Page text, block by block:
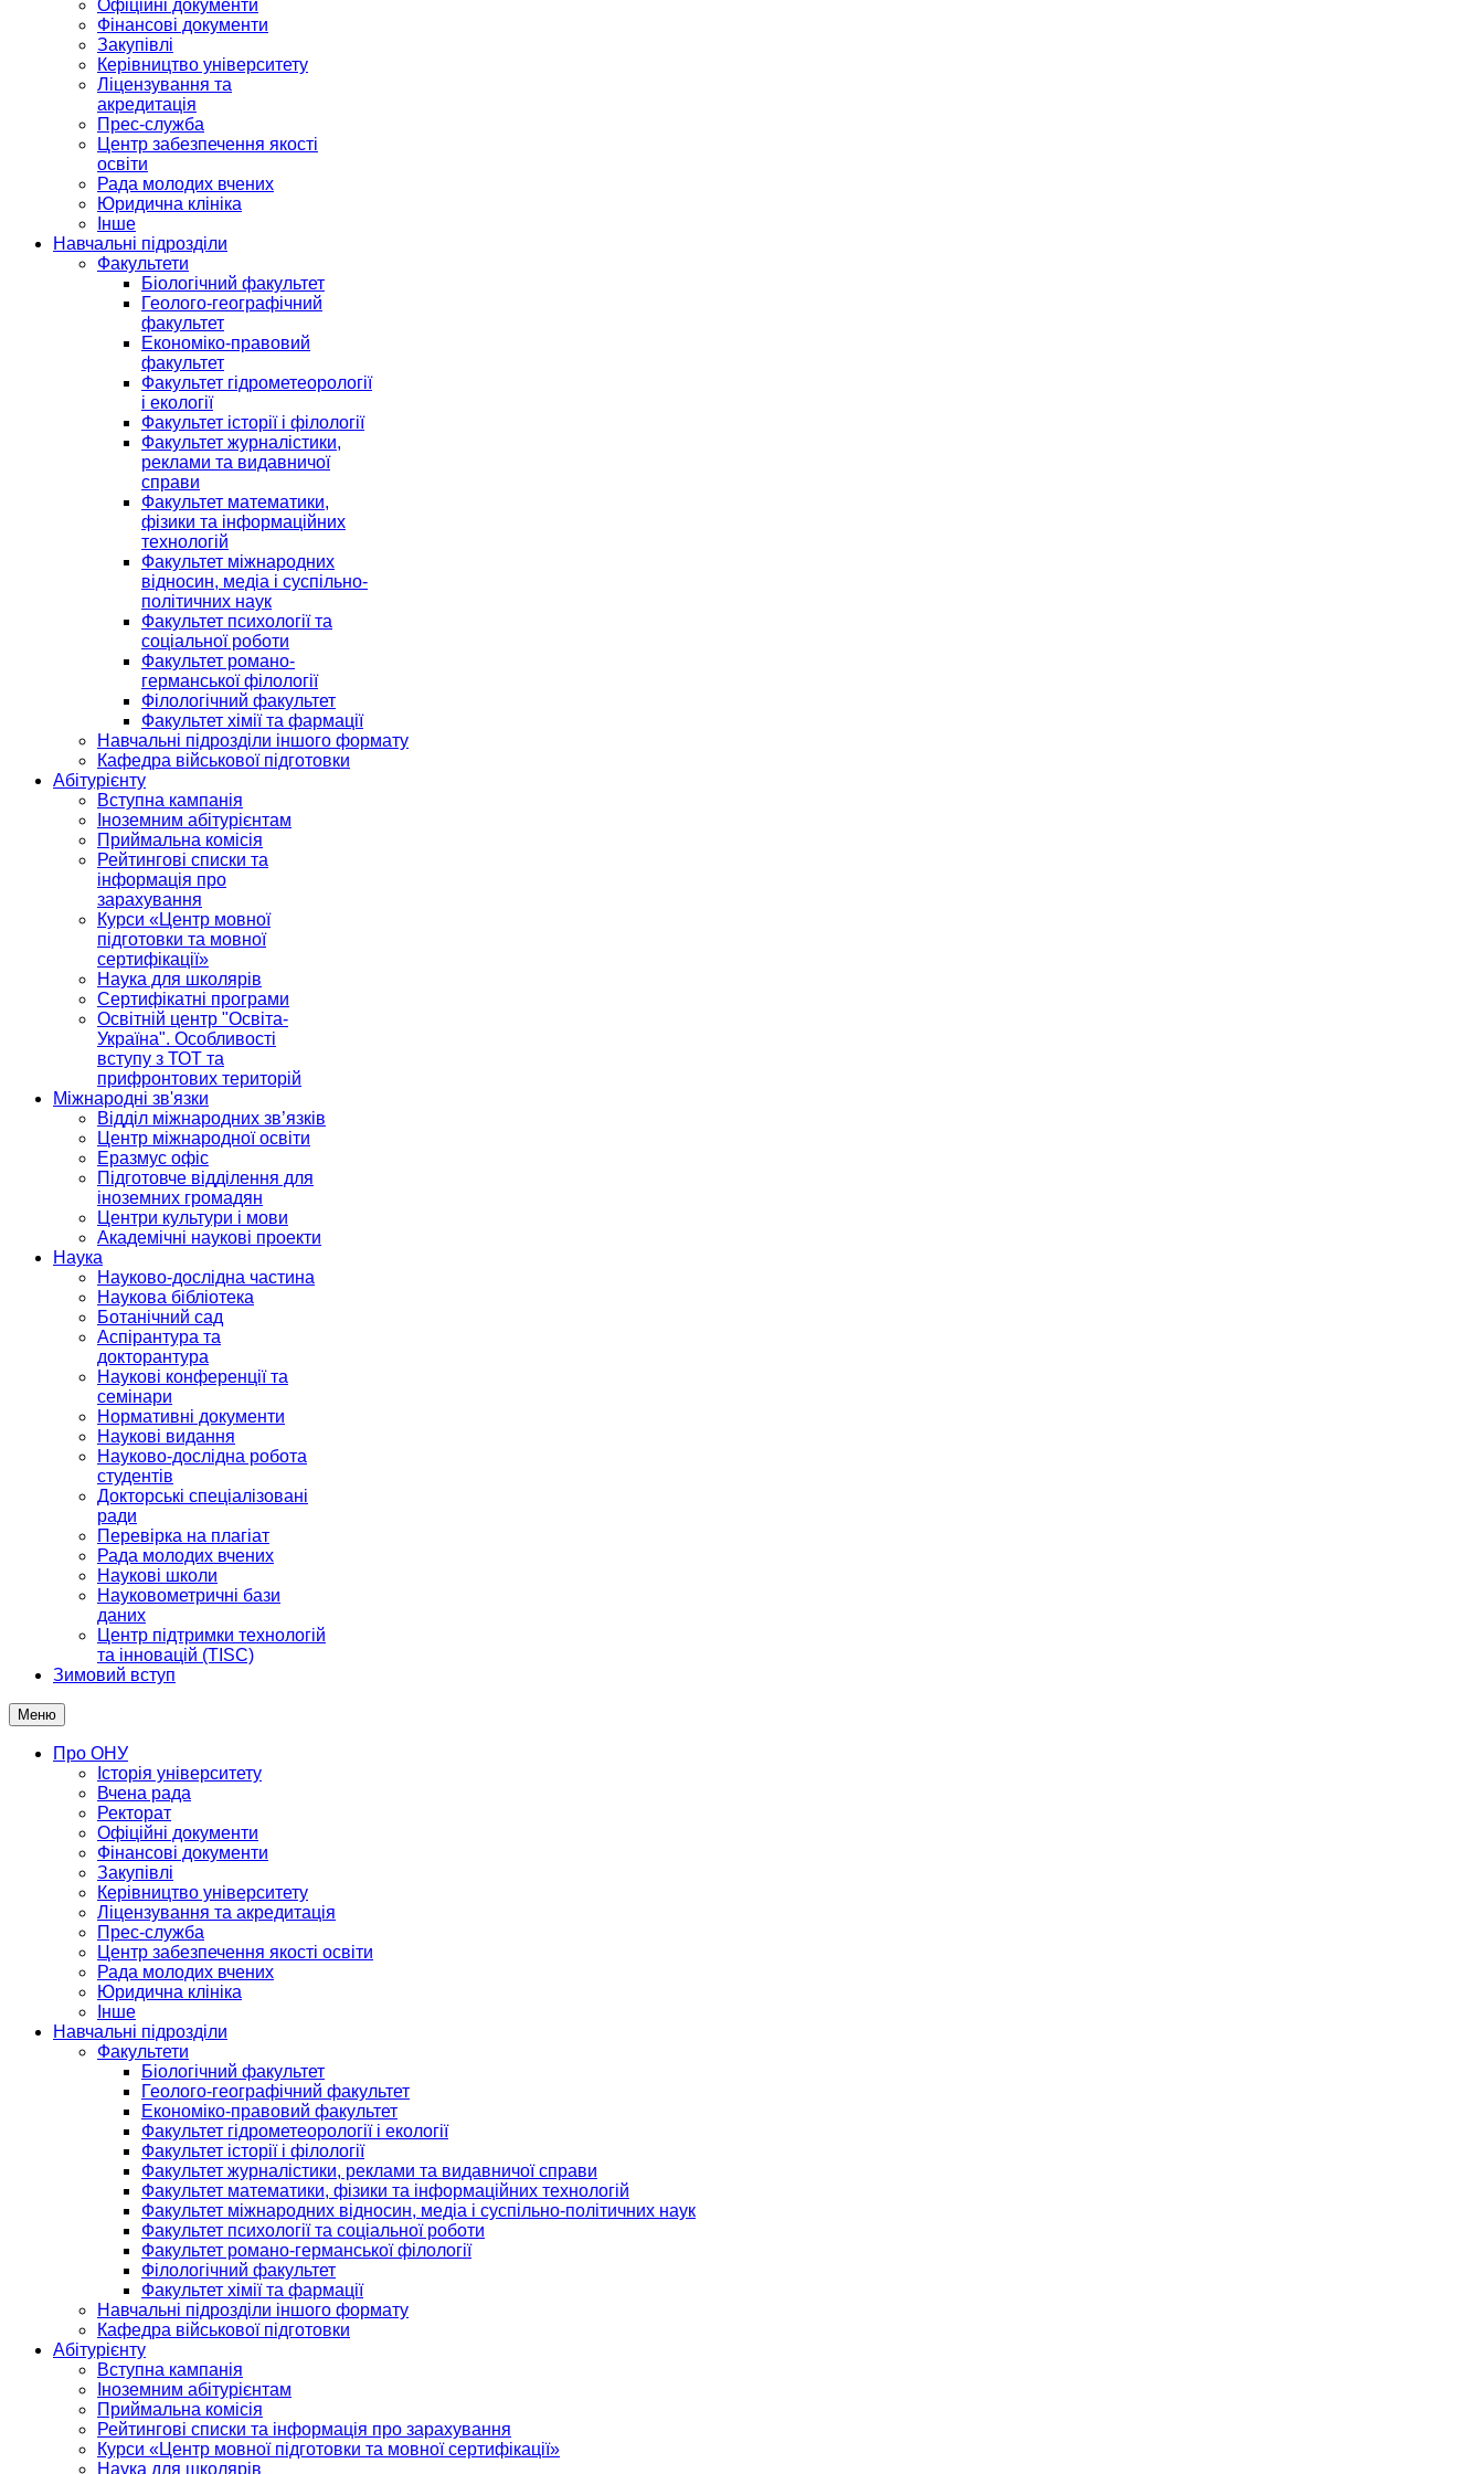
Офіційні документи
Фінансові документи
Закупівлі
Керівництво університету
Ліцензування та
акредитація
Прес-служба
Центр забезпечення якості
освіти
Рада молодих вчених
Юридична клініка
Інше
Навчальні підрозділи
Факультети
Біологічний факультет
Геолого-географічний
факультет
Економіко-правовий
факультет
Факультет гідрометеорології
і екології
Факультет історії і філології
Факультет журналістики,
реклами та видавничої
справи
Факультет математики,
фізики та інформаційних
технологій
Факультет міжнародних
відносин, медіа і суспільно-
політичних наук
Факультет психології та
соціальної роботи
Факультет романо-
германської філології
Філологічний факультет
Факультет хімії та фармації
Навчальні підрозділи іншого формату
Кафедра військової підготовки
Абітурієнту
Вступна кампанія
Іноземним абітурієнтам
Приймальна комісія
Рейтингові списки та
інформація про
зарахування
Курси «Центр мовної
підготовки та мовної
сертифікації»
Наука для школярів
Сертифікатні програми
Освітній центр "Освіта-
Україна". Особливості
вступу з ТОТ та
прифронтових територій
Міжнародні зв'язки
Відділ міжнародних зв’язків
Центр міжнародної освіти
Еразмус офіс
Підготовче відділення для
іноземних громадян
Центри культури і мови
Академічні наукові проекти
Наука
Науково-дослідна частина
Наукова бібліотека
Ботанічний сад
Аспірантура та
докторантура
Наукові конференції та
семінари
Нормативні документи
Наукові видання
Науково-дослідна робота
студентів
Докторські спеціалізовані
ради
Перевірка на плагіат
Рада молодих вчених
Наукові школи
Науковометричні бази
даних
Центр підтримки технологій
та інновацій (TISC)
Зимовий вступ
Меню
Про ОНУ
Історія університету
Вчена рада
Ректорат
Офіційні документи
Фінансові документи
Закупівлі
Керівництво університету
Ліцензування та акредитація
Прес-служба
Центр забезпечення якості освіти
Рада молодих вчених
Юридична клініка
Інше
Навчальні підрозділи
Факультети
Біологічний факультет
Геолого-географічний факультет
Економіко-правовий факультет
Факультет гідрометеорології і екології
Факультет історії і філології
Факультет журналістики, реклами та видавничої справи
Факультет математики, фізики та інформаційних технологій
Факультет міжнародних відносин, медіа і суспільно-політичних наук
Факультет психології та соціальної роботи
Факультет романо-германської філології
Філологічний факультет
Факультет хімії та фармації
Навчальні підрозділи іншого формату
Кафедра військової підготовки
Абітурієнту
Вступна кампанія
Іноземним абітурієнтам
Приймальна комісія
Рейтингові списки та інформація про зарахування
Курси «Центр мовної підготовки та мовної сертифікації»
Наука для школярів